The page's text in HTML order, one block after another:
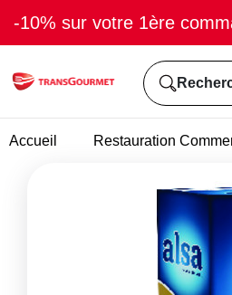
-10% sur votre 1ère
Accueil Restauration